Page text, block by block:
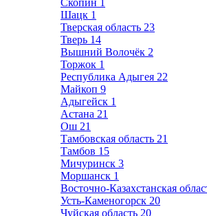
Скопин 1
Шацк 1
Тверская область 23
Тверь 14
Вышний Волочёк 2
Торжок 1
Республика Адыгея 22
Майкоп 9
Адыгейск 1
Астана 21
Ош 21
Тамбовская область 21
Тамбов 15
Мичуринск 3
Моршанск 1
Восточно-Казахстанская
Усть-Каменогорск 20
Чуйская область 20